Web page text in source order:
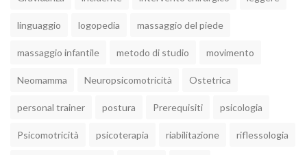
linguaggio logopedia massaggio del piede
massaggio infantile metodo di studio movimento
Neomamma Neuropsicomotricità Ostetrica
personal trainer postura Prerequisiti psicologia
Psicomotricità psicoterapia riabilitazione riflessologia